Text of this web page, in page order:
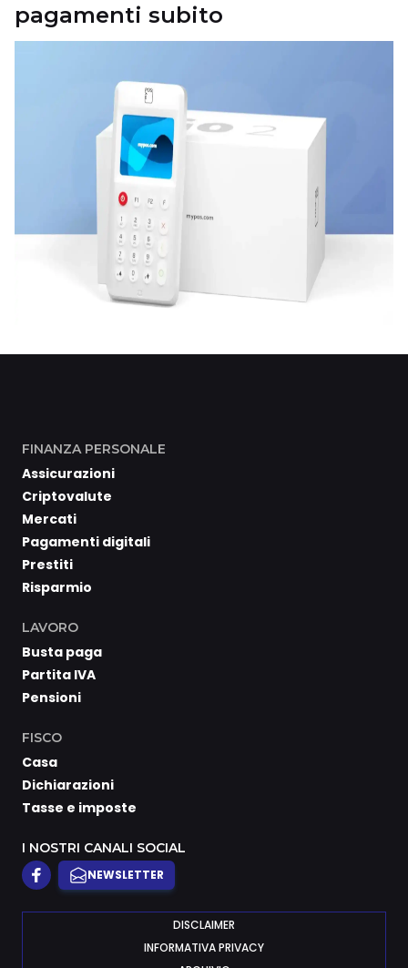
pagamenti subito
FINANZA PERSONALE
Assicurazioni
Criptovalute
Mercati
Pagamenti digitali
Prestiti
Risparmio
LAVORO
Busta paga
Partita IVA
Pensioni
FISCO
Casa
Dichiarazioni
Tasse e imposte
I NOSTRI CANALI SOCIAL
NEWSLETTER
DISCLAIMER
INFORMATIVA PRIVACY